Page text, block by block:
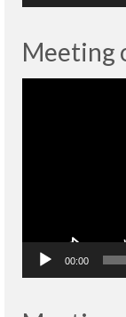
Meeting
00:00